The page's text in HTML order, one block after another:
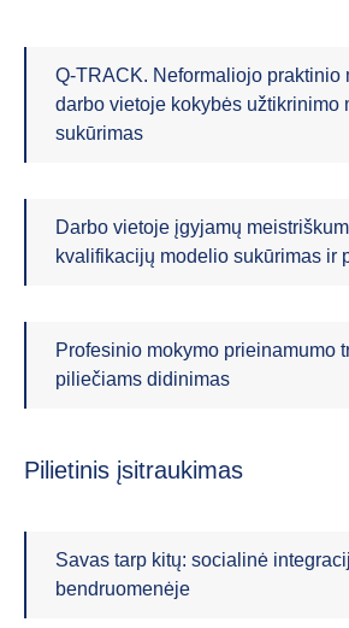
Q-TRACK. Neformaliojo praktinio
darbo vietoje kokybės užtikrinimo
sukūrimas
Darbo vietoje įgyjamų
kvalifikacijų modelio sukūrimas ir
Profesinio mokymo prieinamumo
piliečiams didinimas
Pilietinis įsitraukimas
Savas tarp kitų: socialinė
bendruomenėje